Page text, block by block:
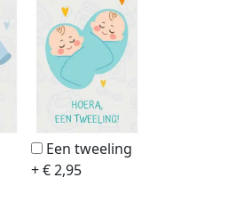
Een tweeling
+ € 2,95